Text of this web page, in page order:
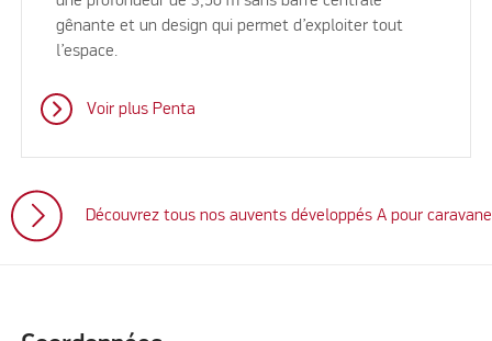
gênante et un design qui permet d’exploiter tout
l’espace.
Voir plus Penta
Découvrez tous nos auvents développés A pour